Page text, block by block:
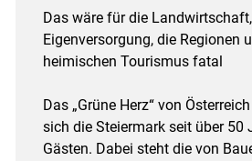
Das wäre für die
Eigenversorgung, die Regionen
heimischen Tourismus fatal
Das „Grüne Herz“ von
sich die Steiermark seit über 50
Gästen. Dabei steht die von